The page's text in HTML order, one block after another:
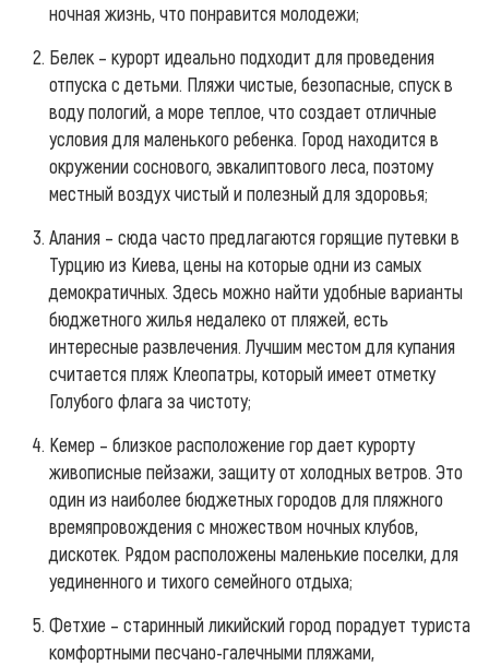
ночная жизнь, что понравится молодежи;
Белек – курорт идеально подходит для проведения
отпуска с детьми. Пляжи чистые, безопасные, спуск в
воду пологий, а море теплое, что создает отличные
условия для маленького ребенка. Город находится в
окружении соснового, эвкалиптового леса, поэтому
местный воздух чистый и полезный для здоровья;
Алания – сюда часто предлагаются горящие путевки в
Турцию из Киева, цены на которые одни из самых
демократичных. Здесь можно найти удобные варианты
бюджетного жилья недалеко от пляжей, есть
интересные развлечения. Лучшим местом для купания
считается пляж Клеопатры, который имеет отметку
Голубого флага за чистоту;
Кемер – близкое расположение гор дает курорту
живописные пейзажи, защиту от холодных ветров. Это
один из наиболее бюджетных городов для пляжного
времяпровождения с множеством ночных клубов,
дискотек. Рядом расположены маленькие поселки, для
уединенного и тихого семейного отдыха;
Фетхие – старинный ликийский город порадует туриста
комфортными песчано-галечными пляжами,